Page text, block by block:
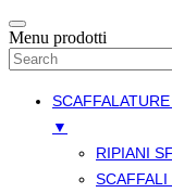
Menu prodotti
▼
RIPIANI
SCAFFALI